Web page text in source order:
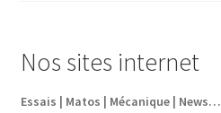
63,60€.44,52€.
Nos sites internet
Essais | Matos | Mécanique | News…